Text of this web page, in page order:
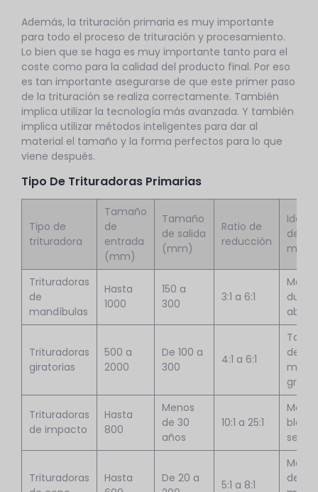
Además, la trituración primaria es muy importante
para todo el proceso de trituración y procesamiento.
Lo bien que se haga es muy importante tanto para el
coste como para la calidad del producto final. Por eso
es tan importante asegurarse de que este primer paso
de la trituración se realiza correctamente. También
implica utilizar la tecnología más avanzada. Y también
implica utilizar métodos inteligentes para dar al
material el tamaño y la forma perfectos para lo que
viene después.
Tipo De Trituradoras Primarias
Tipo de
trituradora
Tamaño
de
entrada
(mm)
Tamaño
de salida
(mm)
Ratio de
reducción
del
Trituradoras
de
mandíbulas
Hasta
1000
150 a
300
3:1 a 6:1
duros
Trituradoras
giratorias
500 a
2000
De 100 a
300
4:1 a 6:1
de
muy
Trituradoras
de impacto
Hasta
800
Menos
de 30
años
10:1 a 25:1
Trituradoras
Hasta
De 20 a
5:1 a 8:1
de